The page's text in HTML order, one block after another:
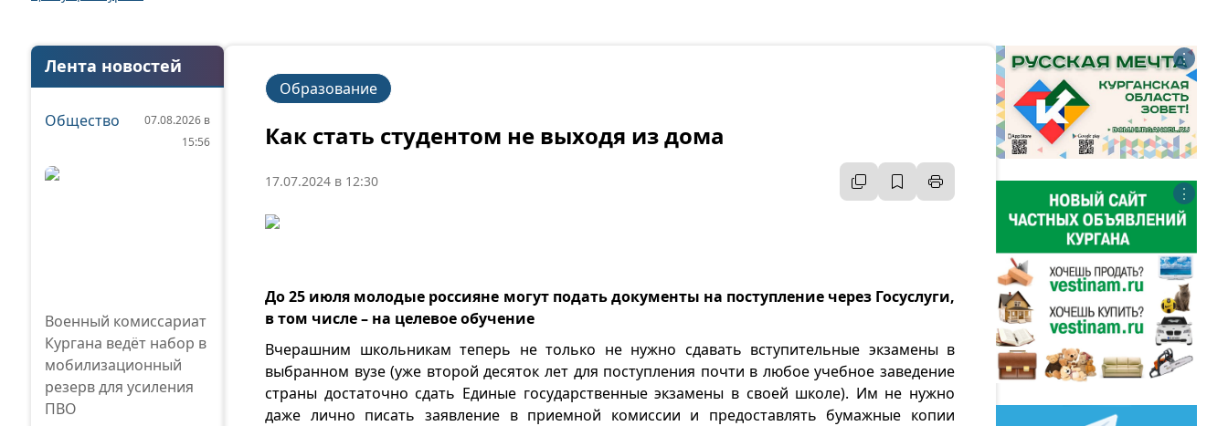
Лента новостей
Общество
07.08.2026 в
15:56
Военный комиссариат
Кургана ведёт набор в
мобилизационный
резерв для усиления
ПВО
Образование
Как стать студентом не выходя из дома
17.07.2024 в 12:30
До 25 июля молодые россияне могут подать документы на поступление через Госуслуги,
в том числе – на целевое обучение
Вчерашним школьникам теперь не только не нужно сдавать вступительные экзамены в
выбранном вузе (уже второй десяток лет для поступления почти в любое учебное заведение
страны достаточно сдать Единые государственные экзамены в своей школе). Им не нужно
даже лично писать заявление в приемной комиссии и предоставлять бумажные копии
⋮
⋮